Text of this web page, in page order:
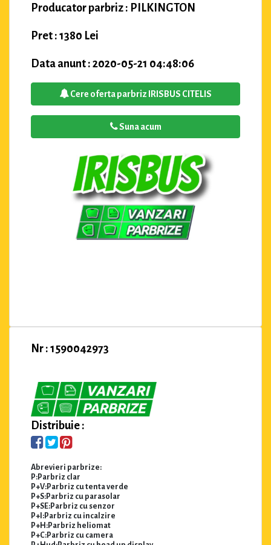
Producator parbriz : PILKINGTON
Pret : 1380 Lei
Data anunt : 2020-05-21 04:48:06
Cere oferta parbriz IRISBUS CITELIS
Suna acum
Nr : 1590042973
Distribuie :
Abrevieri parbrize:
P:Parbriz clar
P+V:Parbriz cu tenta verde
P+S:Parbriz cu parasolar
P+SE:Parbriz cu senzor
P+I:Parbriz cu incalzire
P+H:Parbriz heliomat
P+C:Parbriz cu camera